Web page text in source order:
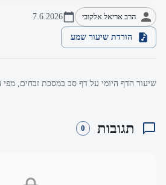
הרב אריאל אלקובי 7.6.2026
הורדת שיעור שמע
שיעור הדף היומי על דף סב במסכת זבחים, מפי
תגובות 0